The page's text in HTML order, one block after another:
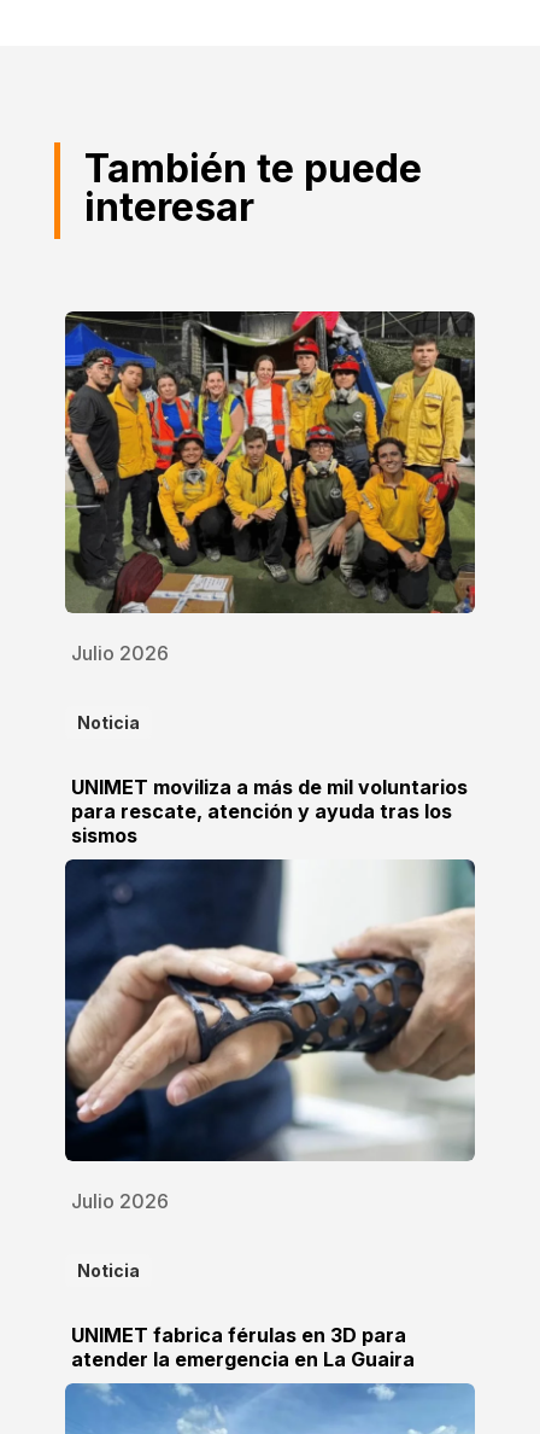
También te puede
interesar
Julio 2026
Noticia
UNIMET moviliza a más de mil voluntarios
para rescate, atención y ayuda tras los
sismos
Julio 2026
Noticia
UNIMET fabrica férulas en 3D para
atender la emergencia en La Guaira